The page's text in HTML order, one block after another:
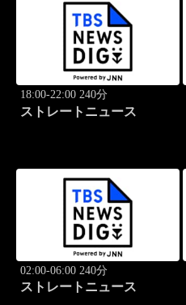
18:00-22:00 240分
ストレートニュース
02:00-06:00 240分
ストレートニュース